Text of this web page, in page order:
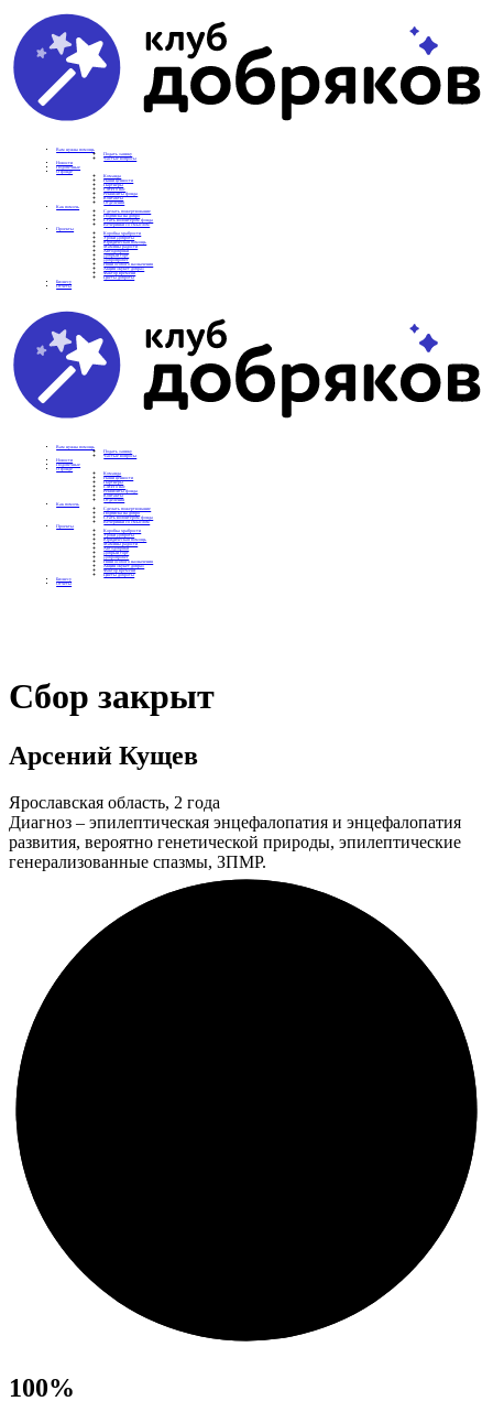
Вам нужна помощь
Подать заявку
Частые вопросы
Новости
Подопечные
О фонде
Команда
Наши ценности
Партнеры
СМИ о нас
Реквизиты фонда
Контакты
Отделения
Как помочь
Сделать пожертвование
Подписка на добро
Стать волонтером фонда
Вечеринки со смыслом
Проекты
Коробка храбрости
Уроки Доброты
Юридическая помощь
Мамины радости
Автодобряки
Добрый торт
Добропробег
Няни особого назначения
Акция «Букет добра»
Фактор времени
Цветы доброты
Бизнесу
Отчеты
Вам нужна помощь
Подать заявку
Частые вопросы
Новости
Подопечные
О фонде
Команда
Наши ценности
Партнеры
СМИ о нас
Реквизиты фонда
Контакты
Отделения
Как помочь
Сделать пожертвование
Подписка на добро
Стать волонтером фонда
Вечеринки со смыслом
Проекты
Коробка храбрости
Уроки Доброты
Юридическая помощь
Мамины радости
Автодобряки
Добрый торт
Добропробег
Няни особого назначения
Акция «Букет добра»
Фактор времени
Цветы доброты
Бизнесу
Отчеты
Сбор закрыт
Арсений Кущев
Ярославская область, 2 года
Диагноз – эпилептическая энцефалопатия и энцефалопатия
развития, вероятно генетической природы, эпилептические
генерализованные спазмы, ЗПМР.
100%